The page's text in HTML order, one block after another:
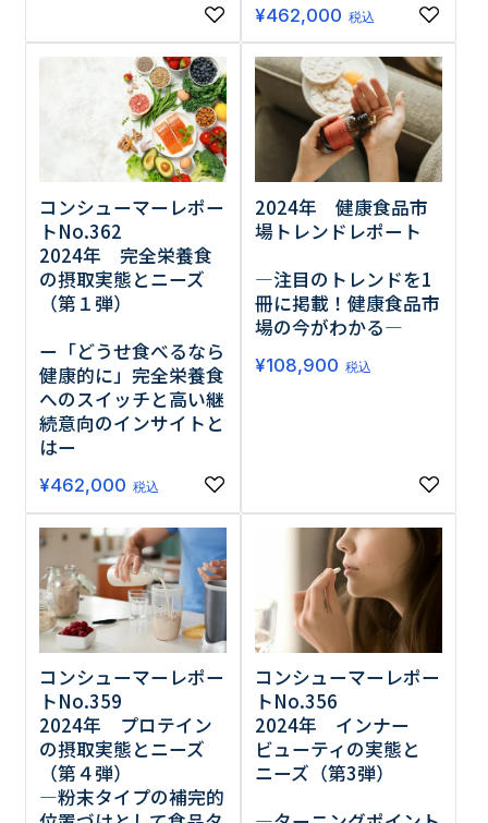
¥462,000 税込
コンシューマーレポー
トNo.362
2024年 完全栄養食
の摂取実態とニーズ
（第１弾）
ー「どうせ食べるなら
健康的に」完全栄養食
へのスイッチと高い継
続意向のインサイトと
はー
¥462,000 税込
2024年 健康食品市
場トレンドレポート
―注目のトレンドを1
冊に掲載！健康食品市
場の今がわかる―
¥108,900 税込
コンシューマーレポー
トNo.359
2024年 プロテイン
の摂取実態とニーズ
（第４弾）
―粉末タイプの補完的
コンシューマーレポー
トNo.356
2024年 インナー
ビューティの実態と
ニーズ（第3弾）